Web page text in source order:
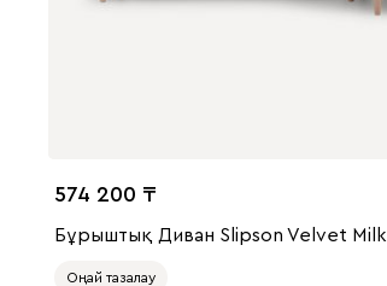
574 200
Бұрыштық Диван Slipson Velvet Milk
Оңай тазалау